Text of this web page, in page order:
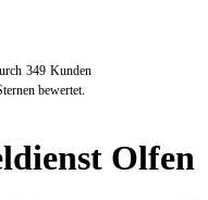
349 Kunden
bewertet.
Olfen